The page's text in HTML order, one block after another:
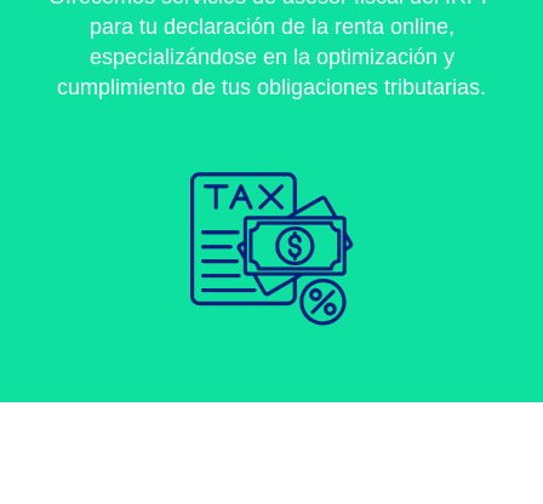
para tu declaración de la renta online,
especializándose en la optimización y
cumplimiento de tus obligaciones tributarias.